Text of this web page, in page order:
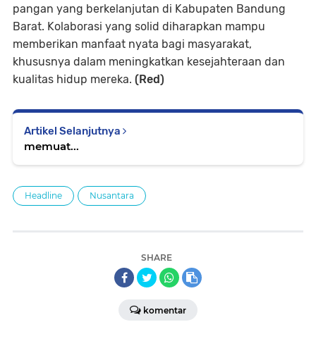
pangan yang berkelanjutan di Kabupaten Bandung
Barat. Kolaborasi yang solid diharapkan mampu
memberikan manfaat nyata bagi masyarakat,
khususnya dalam meningkatkan kesejahteraan dan
kualitas hidup mereka. (Red)
Artikel Selanjutnya
memuat...
Headline Nusantara
SHARE
komentar